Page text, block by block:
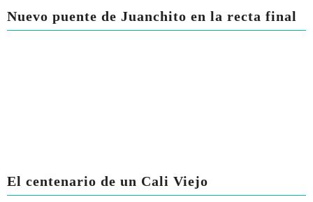
Nuevo puente de Juanchito en la recta final
El centenario de un Cali Viejo